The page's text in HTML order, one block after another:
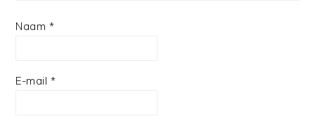
Naam *
E-mail *